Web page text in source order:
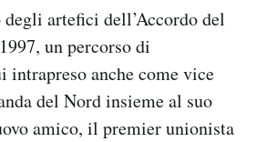
artefici dell’Accordo del
un percorso di
intrapreso anche come vice
del Nord insieme al suo
amico, il premier unionista